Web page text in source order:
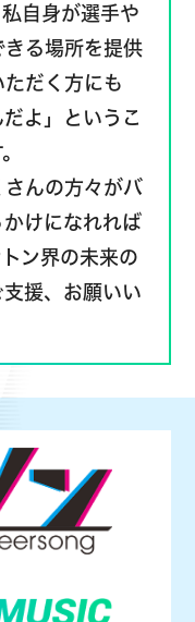
自身が選手や
る場所を提供
だく方にも
よ」というこ
んの方々がバ
かけになれれば
ン界の未来の
援、お願いい